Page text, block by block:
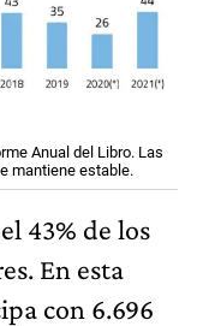
Anual del Libro. Las
mantiene estable.
43% de los
En esta
con 6.696